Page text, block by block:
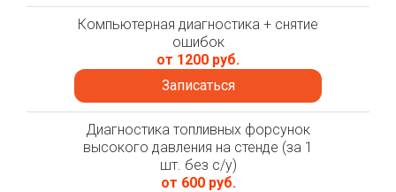
Компьютерная диагностика + снятие
ошибок
от 1200 руб.
Записаться
Диагностика топливных форсунок
высокого давления на стенде (за 1
шт. без с/у)
от 600 руб.